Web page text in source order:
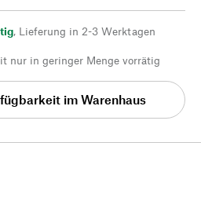
, Lieferung in 2-3 Werktagen
nur in geringer Menge vorrätig
im Warenhaus